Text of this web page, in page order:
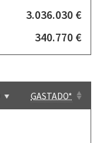
3.036.030 €
340.770 €
GASTADO*